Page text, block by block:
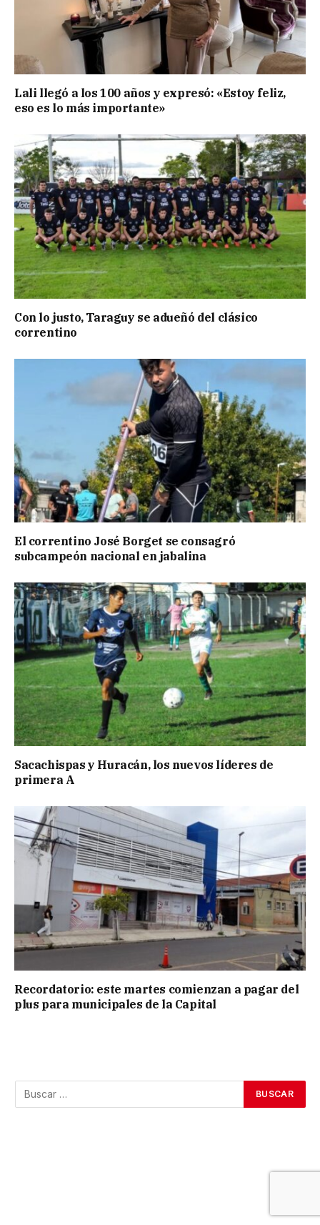
Lali llegó a los 100 años y expresó: «Estoy feliz,
eso es lo más importante»
Con lo justo, Taraguy se adueñó del clásico
correntino
El correntino José Borget se consagró
subcampeón nacional en jabalina
Sacachispas y Huracán, los nuevos líderes de
primera A
Recordatorio: este martes comienzan a pagar del
plus para municipales de la Capital